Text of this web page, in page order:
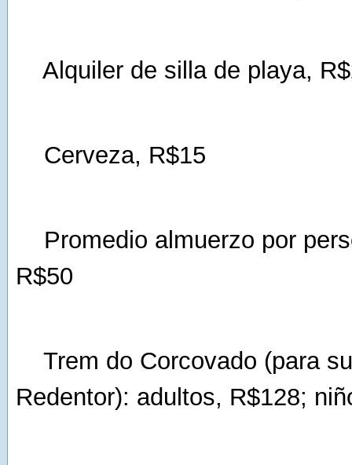
Alquiler de silla de playa,
Cerveza, R$15
Promedio almuerzo por
R$50
Trem do Corcovado (para
Redentor): adultos, R$128;